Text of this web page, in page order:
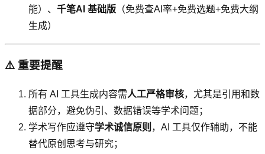
能）、 千笔AI 基础版 （免费查AI率+免费选题+免费大纲
生成）
⚠️ 重要提醒
所有 AI 工具生成内容需人工严格审核，尤其是引用和数
据部分，避免伪引、数据错误等学术问题；
学术写作应遵守学术诚信原则 ，AI 工具仅作辅助，不能
替代原创思考与研究；